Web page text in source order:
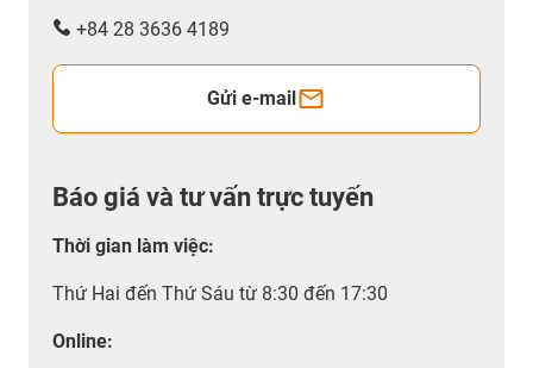
+84 28 3636 4189
Gửi e-mail
Báo giá và tư vấn trực tuyến
Thời gian làm việc:
Thứ Hai đến Thứ Sáu từ 8:30 đến 17:30
Online: